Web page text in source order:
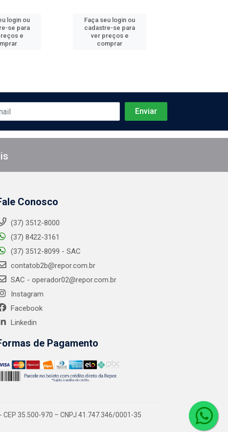
login ou
se para
e
Faça seu login ou
cadastre-se para
ver preços e
comprar
Conosco
(37) 3512-8000
(37) 8422-3161
(37) 3512-8099 - SAC
contatob2b@repor.com.br
SAC - operador02@repor.com.br
Instagram
Facebook
Linkedin
de Pagamento
CEP 35.500-970 – CNPJ 41.747.346/0001-35